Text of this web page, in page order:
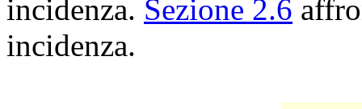
incidenza. Sezione 2.6
incidenza.